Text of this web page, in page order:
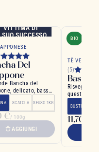
VITTIMA DI
SUCCESSO
Del
Bancha del
delicato, bassa
SCATOLA SFUSO 1KG
€/ 100g
AGGIUNGI
BIO
TÈ VERDE
(5)
Risvegli il
questo
BUSTINA
11,70 €